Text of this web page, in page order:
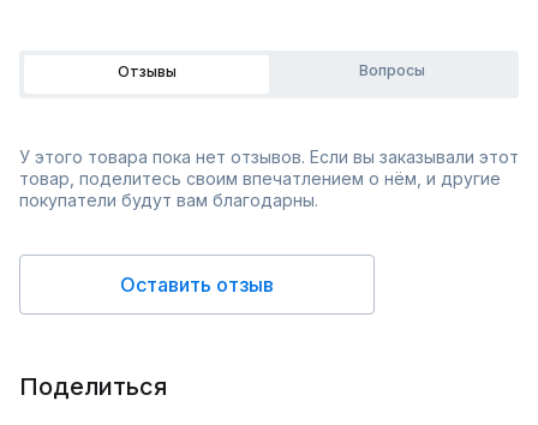
Отзывы Вопросы
У этого товара пока нет отзывов. Если вы заказывали этот
товар, поделитесь своим впечатлением о нём, и другие
покупатели будут вам благодарны.
Оставить отзыв
Поделиться